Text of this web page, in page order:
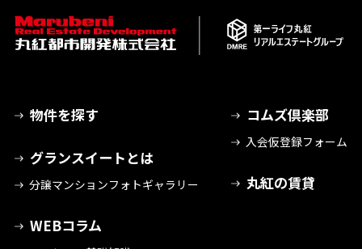
物件を探す
グランスイートとは
分譲マンションフォトギャラリー
WEBコラム
コムズ倶楽部
入会仮登録フォーム
丸紅の賃貸